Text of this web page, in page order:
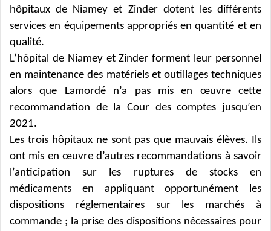
hôpitaux de Niamey et Zinder dotent les différents
services en équipements appropriés en quantité et en
qualité.
L’hôpital de Niamey et Zinder forment leur personnel
en maintenance des matériels et outillages techniques
alors que Lamordé n’a pas mis en œuvre cette
recommandation de la Cour des comptes jusqu’en
2021.
Les trois hôpitaux ne sont pas que mauvais élèves. Ils
ont mis en œuvre d’autres recommandations à savoir
l’anticipationsur les ruptures de stocks en
médicaments en appliquant opportunément les
dispositions réglementaires sur les marchés à
commande ; la prise des dispositions nécessaires pour